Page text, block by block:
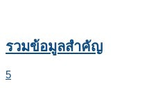
รวมข้อมูลสำคัญ
5